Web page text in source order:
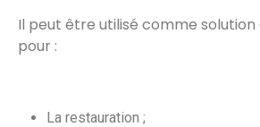
Il peut être utilisé comme
pour :
La restauration ;